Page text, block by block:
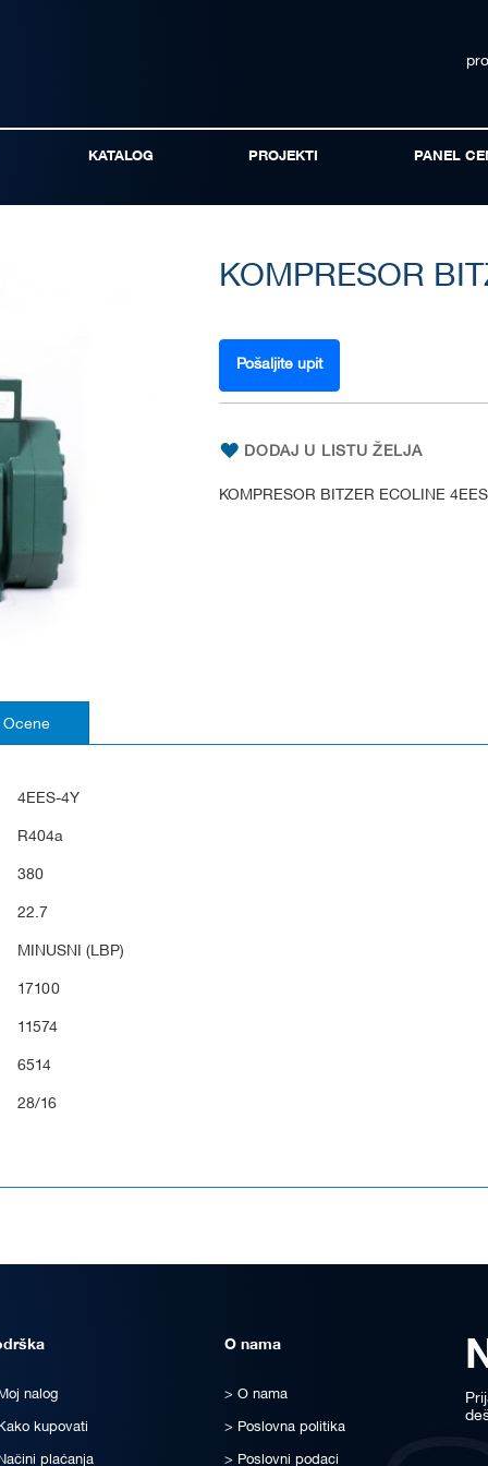
KATALOG PROJEKTI PANEL
KOMPRESOR
Pošaljite upit
DODAJ U LISTU ŽELJA
KOMPRESOR BITZER ECOLINE
4EES-4Y
R404a
380
22.7
MINUSNI (LBP)
17100
11574
6514
28/16
Ocene
Moj nalog
Kako kupovati
Načini plaćanja
O nama
O nama
Poslovna politika
Poslovni podaci